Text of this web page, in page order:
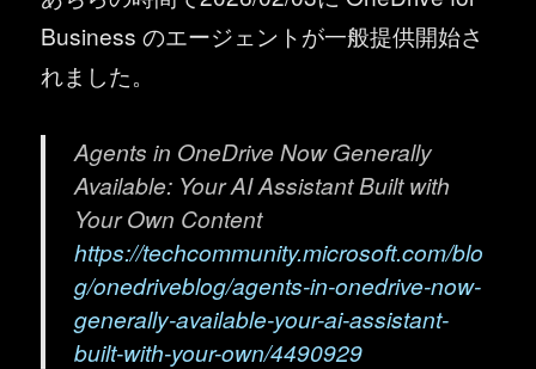
Business のエージェントが一般提供開始さ
れました。
Agents in OneDrive Now Generally
Available: Your AI Assistant Built with
Your Own Content
https://techcommunity.microsoft.com/blo
g/onedriveblog/agents-in-onedrive-now-
generally-available-your-ai-assistant-
built-with-your-own/4490929